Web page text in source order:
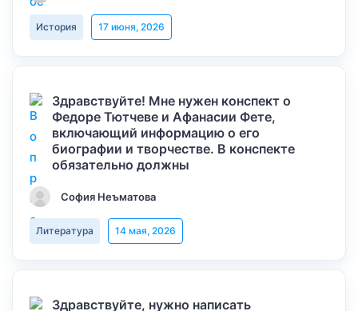
История 17 июня, 2026
Здравствуйте! Мне нужен конспект о
Федоре Тютчеве и Афанасии Фете,
включающий информацию о его
биографии и творчестве. В конспекте
обязательно должны
София Неъматова
Литература 14 мая, 2026
Здравствуйте, нужно написать